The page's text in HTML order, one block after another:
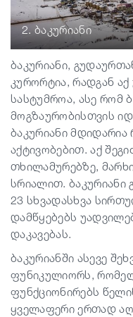
2. ბაკურიანი
ბაკურიანი,
კურორტია, რადგან
სასტუმროა, ასე რომ
მოგზაურობისთვის
ბაკურიანი
აქტივობებით. აქ
თხილამურებზე,
სრიალით. ბაკურიანი
23 სხვადასხვა
დამწყებებს
დაკავებას.
ბაკურიანში ასევე
ფუნიკულიორს,
ფუნქციონირებს
ყველაფერი ერთად